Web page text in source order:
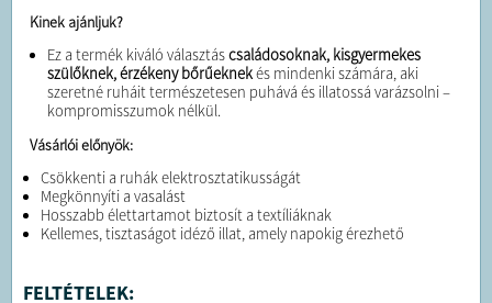
Kinek ajánljuk?
Ez a termék kiváló választáscsaládosoknak, kisgyermekes
szülőknek, érzékeny bőrűeknekés mindenki számára, aki
szeretné ruháit természetesen puhává és illatossá varázsolni –
kompromisszumok nélkül.
Vásárlói előnyök:
Csökkenti a ruhák elektrosztatikusságát
Megkönnyíti a vasalást
Hosszabb élettartamot biztosít a textíliáknak
Kellemes, tisztaságot idéző illat, amely napokig érezhető
FELTÉTELEK: